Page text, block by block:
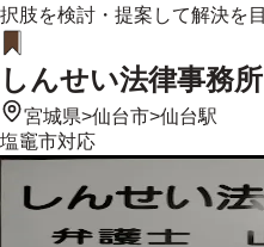
択肢を検討・提案して解決を
しんせい法律事務所
宮城県>仙台市>仙台駅
塩竈市対応